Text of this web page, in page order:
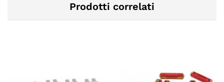
Prodotti correlati